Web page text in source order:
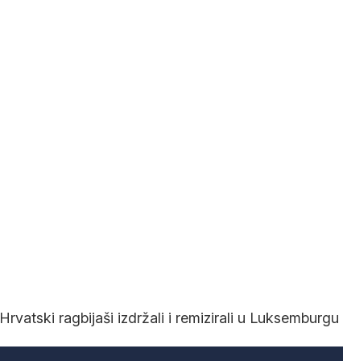
Hrvatski ragbijaši izdržali i remizirali u Luksemburgu